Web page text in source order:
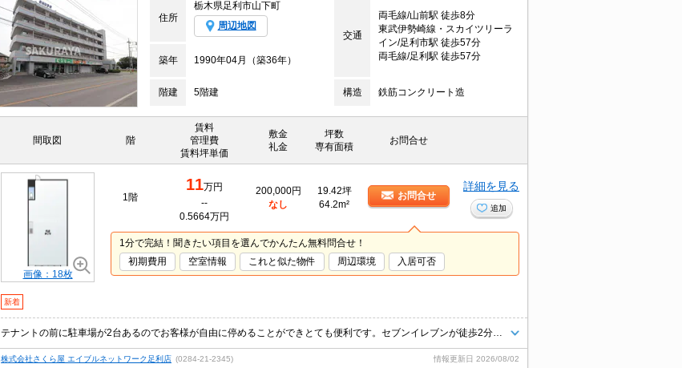
住所
栃木県足利市山下町
周辺地図
交通
両毛線/山前駅 徒歩8分
東武伊勢崎線・スカイツリーラ
イン/足利市駅 徒歩57分
両毛線/足利駅 徒歩57分
築年 1990年04月（築36年）
階建 5階建 構造 鉄筋コンクリート造
間取図 階
賃料
管理費
賃料坪単価
敷金
礼金
坪数
専有面積
お問合せ
画像：18枚
1階
11万円
--
0.5664万円
200,000円
なし
19.42坪
64.2m²
お問合せ
詳細を見る
追加
1分で完結！聞きたい項目を選んでかんたん無料問合せ！
初期費用
空室情報 これと似た物件 周辺環境 入居可否
新着
株式会社さくら屋 エイブルネットワーク足利店 (0284-21-2345) 情報更新日 2026/08/02